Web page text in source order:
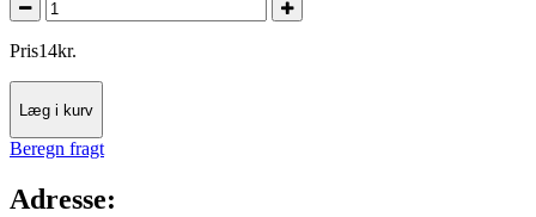
Pris14kr.
Læg i kurv
Beregn fragt
Adresse: